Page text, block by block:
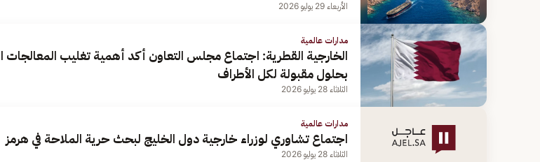
الأربعاء 29 يوليو 2026
مدارات عالمية
الخارجية القطرية: اجتماع مجلس التعاون أكد أهمية تغليب المعالجات
بحلول مقبولة لكل الأطراف
الثلاثاء 28 يوليو 2026
مدارات عالمية
اجتماع تشاوري لوزراء خارجية دول الخليج لبحث حرية الملاحة في هرمز
الثلاثاء 28 يوليو 2026